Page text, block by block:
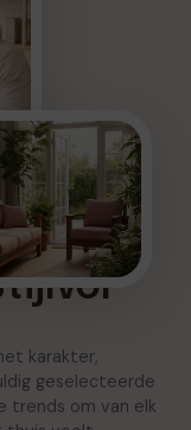
karakter,
geselecteerde
trends om van elk